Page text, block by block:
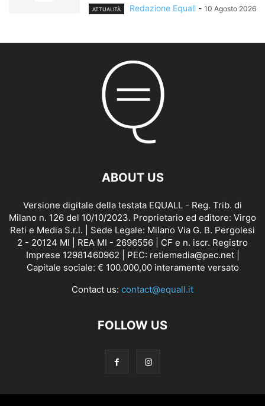
ATTUALITÀ Redazione Equall - 10 Agosto 2026
ABOUT US
Versione digitale della testata EQUALL - Reg. Trib. di
Milano n. 126 del 10/10/2023. Proprietario ed editore: Virgo
Reti e Media S.r.l. | Sede Legale: Milano Via G. B. Pergolesi
2 - 20124 MI | REA MI - 2696556 | CF e n. iscr. Registro
Imprese 12981460962 | PEC: retiemedia@pec.net |
Capitale sociale: € 100.000,00 interamente versato
Contact us: contact@equall.it
FOLLOW US